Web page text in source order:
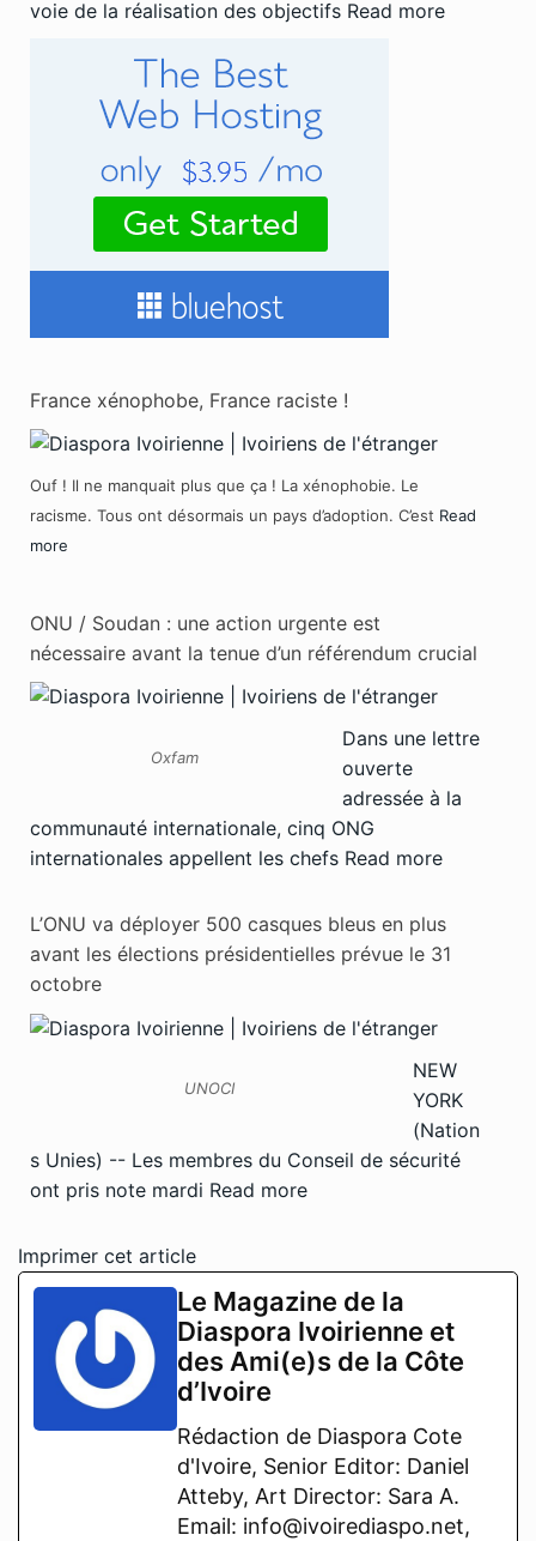
voie de la réalisation des objectifs Read more
France xénophobe, France raciste !
Ouf ! Il ne manquait plus que ça ! La xénophobie. Le
racisme. Tous ont désormais un pays d’adoption. C’est Read
more
ONU / Soudan : une action urgente est
nécessaire avant la tenue d’un référendum crucial
Oxfam
Dans une lettre
ouverte
adressée à la
communauté internationale, cinq ONG
internationales appellent les chefs Read more
L’ONU va déployer 500 casques bleus en plus
avant les élections présidentielles prévue le 31
octobre
UNOCI
NEW
YORK
(Nation
s Unies) -- Les membres du Conseil de sécurité
ont pris note mardi Read more
Imprimer cet article
Le Magazine de la
Diaspora Ivoirienne et
des Ami(e)s de la Côte
d’Ivoire
Rédaction de Diaspora Cote
d'Ivoire, Senior Editor: Daniel
Atteby, Art Director: Sara A.
Email: info@ivoirediaspo.net,